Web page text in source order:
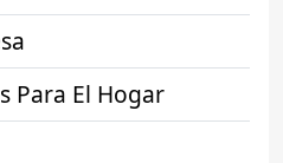
Para El Hogar